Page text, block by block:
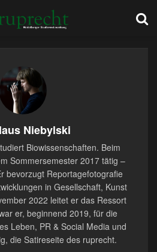
Niebylski
Biowissenschaften. Beim
Sommersemester 2017 tätig –
bevorzugt Reportagefotografie
in Gesellschaft, Kunst
2022 leitet er das Ressort
er, beginnend 2019, für die
Leben, PR & Social Media und
die Satireseite des ruprecht.